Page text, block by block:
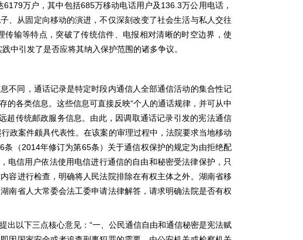
6179万户，其中包括685万移动电话用户及 136.3万公用电话，
、从固定向移动的演进，不仅深刻改变了社会生活与私人交往
输等特点，突破了传统信件、电报相对清晰的时空边界，使
中引发了是否应将其纳入保护范围的诸多争议。
不同，通话记录是特定时段内通信人全部通信活动的集合性记
的各类信息。这些信息可直接反映“个人的通话规律，并可从中
超传统邮政服务信息。由此，因调取通话记录引发的宪法通信
政案件颇具代表性。在该案的审理过程中，法院要求当地移动
条（ 2014年修订为第65条）关于通信权保护的规定为由拒绝配
电信用户依法使用电信进行通信的自由和秘密受法律保护，只
容进行检查，明确将人民法院排除在有权主体之外。湖南省移
南省人大常委会法工委申请法律解答，请求明确法院是否有权
出以下三点核心意见： “一、公民通信自由和通信秘密是宪法赋